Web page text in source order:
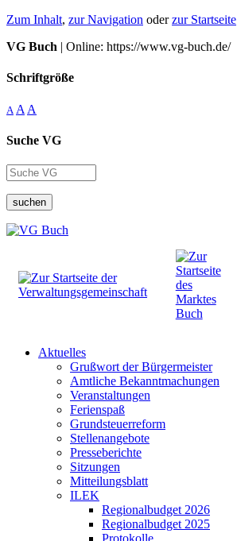
Zum Inhalt, zur Navigation oderzur Startseite
VG Buch | Online: https://www.vg-buch.de/
Schriftgröße
A A A
Suche VG
suchen
Aktuelles
Grußwort der Bürgermeister
Amtliche Bekanntmachungen
Veranstaltungen
Ferienspaß
Grundsteuerreform
Stellenangebote
Presseberichte
Sitzungen
Mitteilungsblatt
ILEK
Regionalbudget 2026
Regionalbudget 2025
Protokolle